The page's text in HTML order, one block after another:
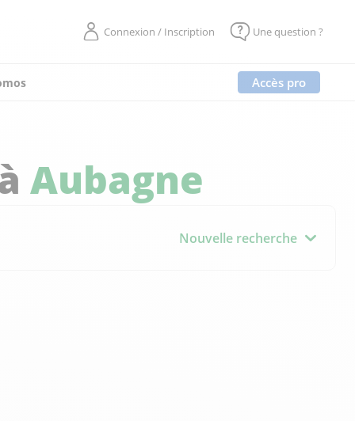
Connexion / Inscription Une question ?
Accès pro
Aubagne
Nouvelle recherche